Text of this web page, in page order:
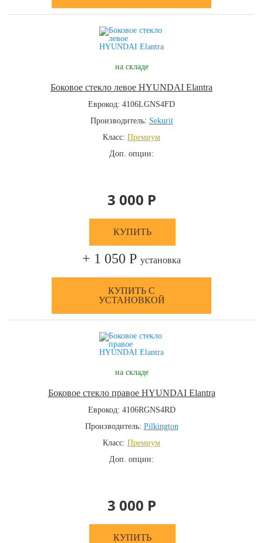
на складе
Боковое стекло левое HYUNDAI Elantra
Еврокод: 4106LGNS4FD
Производитель: Sekurit
Класс: Премиум
Доп. опции:
3 000 Р
КУПИТЬ
+ 1 050 Р установка
КУПИТЬ С
УСТАНОВКОЙ
на складе
Боковое стекло правое HYUNDAI Elantra
Еврокод: 4106RGNS4RD
Производитель: Pilkington
Класс: Премиум
Доп. опции:
3 000 Р
КУПИТЬ